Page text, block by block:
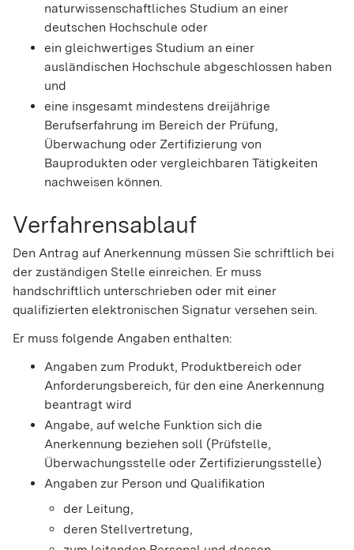
naturwissenschaftliches Studium an einer
deutschen Hochschule oder
ein gleichwertiges Studium an einer
ausländischen Hochschule abgeschlossen haben
und
eine insgesamt mindestens dreijährige
Berufserfahrung im Bereich der Prüfung,
Überwachung oder Zertifizierung von
Bauprodukten oder vergleichbaren Tätigkeiten
nachweisen können.
Verfahrensablauf
Den Antrag auf Anerkennung müssen Sie schriftlich bei
der zuständigen Stelle einreichen. Er muss
handschriftlich unterschrieben oder mit einer
qualifizierten elektronischen Signatur versehen sein.
Er muss folgende Angaben enthalten:
Angaben zum Produkt, Produktbereich oder
Anforderungsbereich, für den eine Anerkennung
beantragt wird
Angabe, auf welche Funktion sich die
Anerkennung beziehen soll (Prüfstelle,
Überwachungsstelle oder Zertifizierungsstelle)
Angaben zur Person und Qualifikation
der Leitung,
deren Stellvertretung,